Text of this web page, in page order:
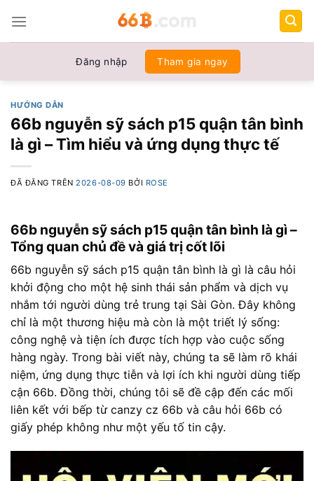
đến
nội
Đăng nhập Tham gia ngay
HƯỚNG DẪN
66b nguyễn sỹ sách p15 quận tân bình
là gì – Tìm hiểu và ứng dụng thực tế
ĐÃ ĐĂNG TRÊN 2026-08-09 BỞI ROSE
66b nguyễn sỹ sách p15 quận tân bình là gì –
Tổng quan chủ đề và giá trị cốt lõi
66b nguyễn sỹ sách p15 quận tân bình là gì là câu hỏi
khởi động cho một hệ sinh thái sản phẩm và dịch vụ
nhắm tới người dùng trẻ trung tại Sài Gòn. Đây không
chỉ là một thương hiệu mà còn là một triết lý sống:
công nghệ và tiện ích được tích hợp vào cuộc sống
hàng ngày. Trong bài viết này, chúng ta sẽ làm rõ khái
niệm, ứng dụng thực tiễn và lợi ích khi người dùng tiếp
cận 66b. Đồng thời, chúng tôi sẽ đề cập đến các mối
liên kết với bếp từ canzy cz 66b và câu hỏi 66b có
giấy phép không như một yếu tố tin cậy.